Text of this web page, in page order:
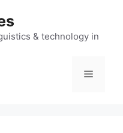
& technology in
Menu